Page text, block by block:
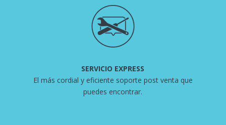
SERVICIO EXPRESS
El más cordial y eficiente soporte post venta que
puedes encontrar.